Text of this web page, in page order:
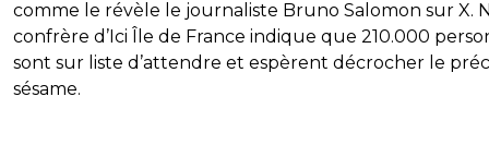
comme le révèle le journaliste Bruno Salomon sur X.
confrère d’Ici Île de France indique que 210.000
sont sur liste d’attendre et espèrent décrocher le
sésame.